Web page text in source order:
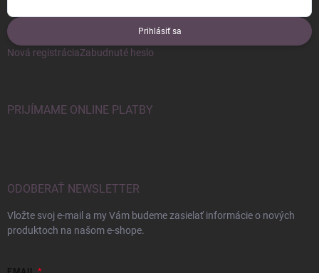
Prihlásiť sa
Nová registráciaZabudnuté heslo
PRIJÍMAME ONLINE PLATBY
ODOBERAŤ NEWSLETTER
Vložte svoj e-mail a my Vám budeme zasielať informácie o nových
produktoch na našom e-shope.